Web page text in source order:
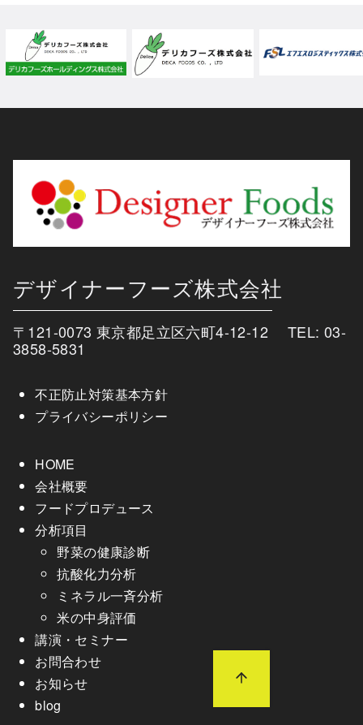
デザイナーフーズ株式会社
不正防止対策基本方針
プライバシーポリシー
HOME
会社概要
フードプロデュース
分析項目
野菜の健康診断
抗酸化力分析
ミネラル一斉分析
米の中身評価
講演・セミナー
お問合わせ
お知らせ
blog